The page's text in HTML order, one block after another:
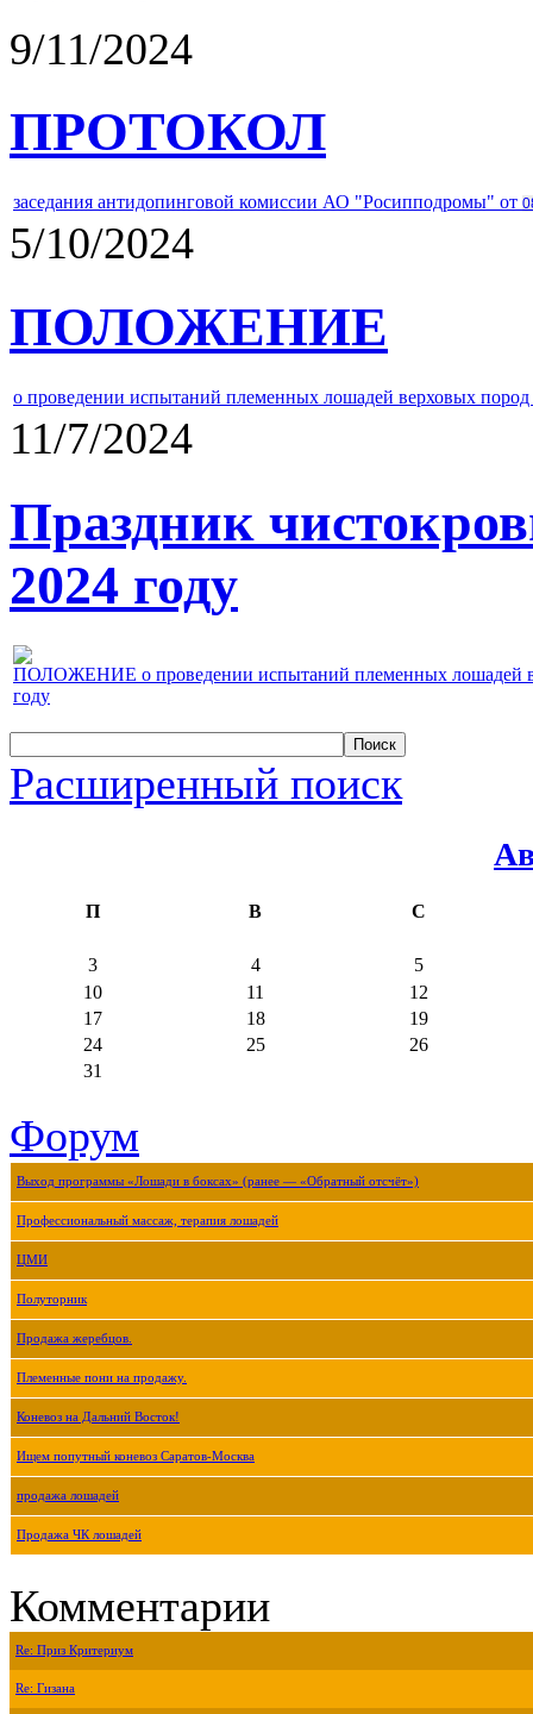
9/11/2024
ПРОТОКОЛ
заседания антидопинговой комиссии АО "Росипподромы" от
5/10/2024
ПОЛОЖЕНИЕ
о проведении испытаний племенных лошадей верховых
11/7/2024
Праздник
2024 году
ПОЛОЖЕНИЕ о проведении испытаний племенных лошадей
году
Расширенный поиск
П В С
3 4
5
10
11
12
17
18
19
24
25
26
31
Форум
Выход программы «Лошади в боксах» (ранее — «Обратный отсчёт»)
Профессиональный массаж, терапия лошадей
ЦМИ
Полуторник
Продажа жеребцов.
Племенные пони на продажу.
Коневоз на Дальний Восток!
Ищем попутный коневоз Саратов-Москва
продажа лошадей
Продажа ЧК лошадей
Комментарии
Re: Приз Критериум
Re: Гизана